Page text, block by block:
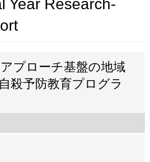
Year Research-
プローチ基盤の地域
殺予防教育プログラ